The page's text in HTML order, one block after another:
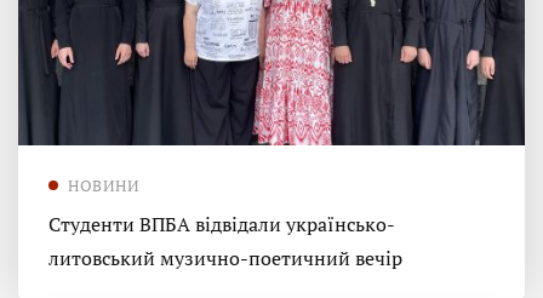
НОВИНИ
Студенти ВПБА відвідали українсько-
литовський музично-поетичний вечір